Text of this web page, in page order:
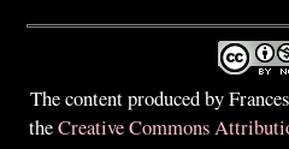
The content produced by
theCreative Commons